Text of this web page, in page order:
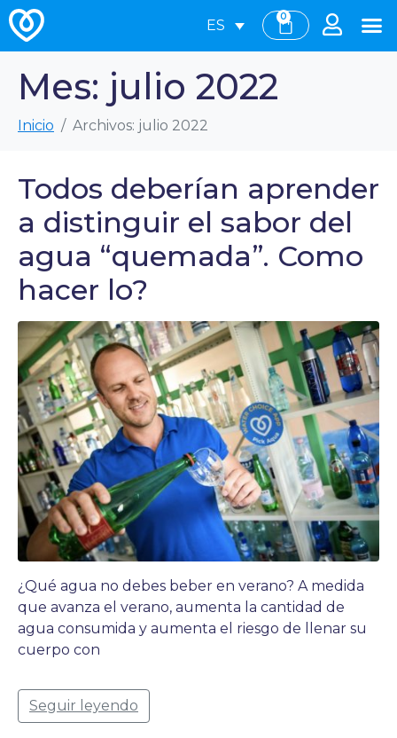
ES
0
Mes: julio 2022
Inicio Archivos: julio 2022
Todos deberían aprender
a distinguir el sabor del
agua “quemada”. Como
hacer lo?
¿Qué agua no debes beber en verano? A medida
que avanza el verano, aumenta la cantidad de
agua consumida y aumenta el riesgo de llenar su
cuerpo con
Seguir leyendo